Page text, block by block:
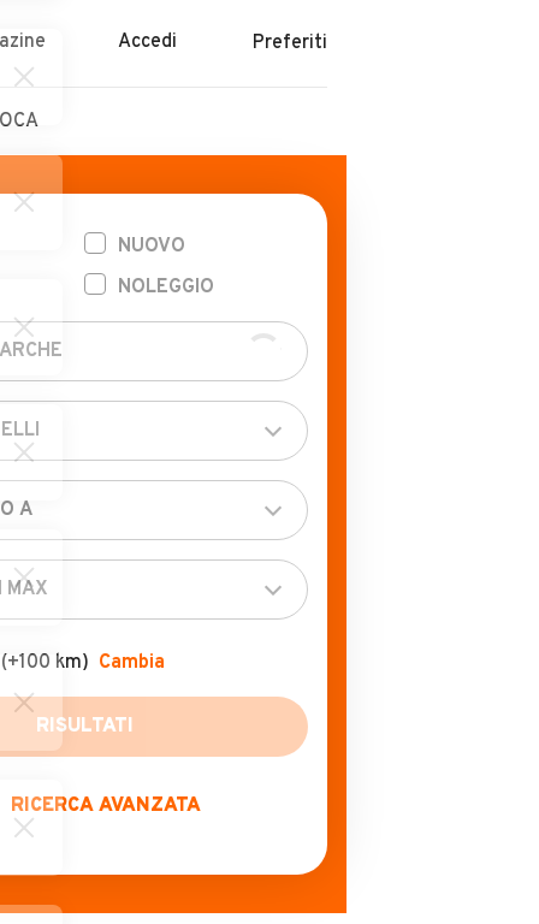
Accedi Preferiti
NUOVO
NOLEGGIO
(+100 km) Cambia
RICERCA AVANZATA